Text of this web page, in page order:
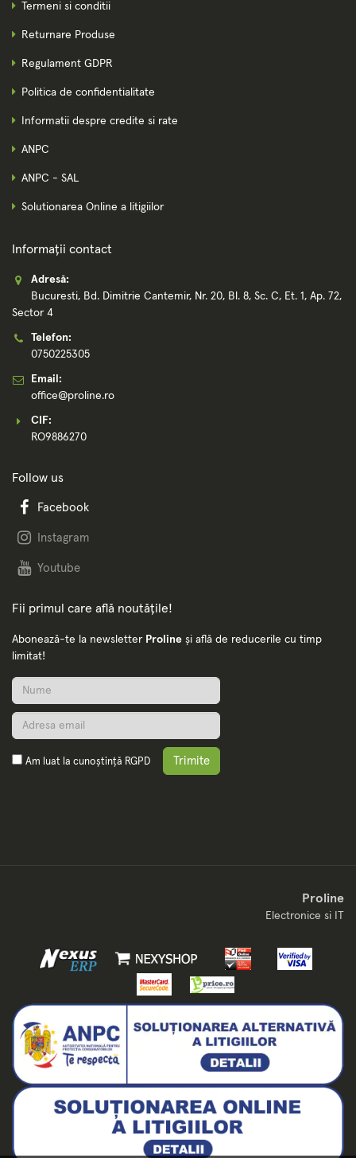
Termeni si conditii
Returnare Produse
Regulament GDPR
Politica de confidentialitate
Informatii despre credite si rate
ANPC
ANPC - SAL
Solutionarea Online a litigiilor
Informații contact
Adresă:
Bucuresti, Bd. Dimitrie Cantemir, Nr. 20, Bl. 8, Sc. C, Et. 1, Ap. 72,
Sector 4
Telefon:
0750225305
Email:
office@proline.ro
CIF:
RO9886270
Follow us
Facebook
Instagram
Youtube
Fii primul care află noutățile!
Abonează-te la newsletter Proline și află de reducerile cu timp
limitat!
Am luat la cunoștință RGPD Trimite
Proline
Electronice si IT